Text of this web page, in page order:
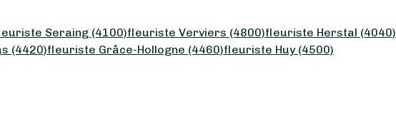
Seraing (4100)fleuriste Verviers (4800)fleuriste Herstal (4040)
(4420)fleuriste Grâce-Hollogne (4460)fleuriste Huy (4500)